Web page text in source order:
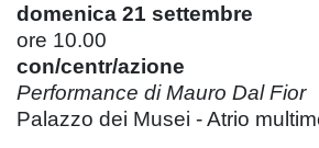
domenica 21 settembre
ore 10.00
con/centr/azione
Performance di Mauro Dal Fior
Palazzo dei Musei - Atrio